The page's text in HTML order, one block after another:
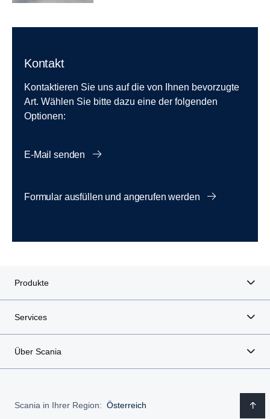
Kontakt
Kontaktieren Sie uns auf die von Ihnen bevorzugte
Art. Wählen Sie bitte dazu eine der folgenden
Optionen:
E-Mail senden
Formular ausfüllen und angerufen werden
Produkte
Services
Über Scania
Scania in Ihrer Region: Österreich